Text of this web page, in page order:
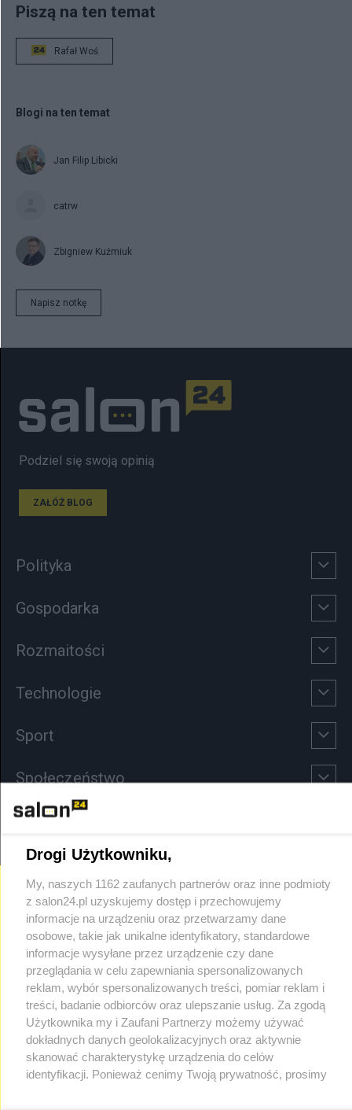
Piszą na ten temat
Rafał Woś
Blogi na ten temat
Jan Filip Libicki
catrw
Zbigniew Kuźmiuk
Napisz notkę
Podziel się swoją opinią
ZAŁÓŻ BLOG
Polityka
Gospodarka
Rozmaitości
Technologie
Sport
Społeczeństwo
Kultura
X Facebook Instagram Youtube
Web Content Media sp. z o. o. © 2022
Pomoc O nas Reklama Kontakt
Drogi Użytkowniku,
My, naszych 1162 zaufanych partnerów oraz inne podmioty
z salon24.pl uzyskujemy dostęp i przechowujemy
informacje na urządzeniu oraz przetwarzamy dane
osobowe, takie jak unikalne identyfikatory, standardowe
informacje wysyłane przez urządzenie czy dane
przeglądania w celu zapewniania spersonalizowanych
reklam, wybór spersonalizowanych treści, pomiar reklam i
treści, badanie odbiorców oraz ulepszanie usług. Za zgodą
Użytkownika my i Zaufani Partnerzy możemy używać
dokładnych danych geolokalizacyjnych oraz aktywnie
skanować charakterystykę urządzenia do celów
identyfikacji. Ponieważ cenimy Twoją prywatność, prosimy